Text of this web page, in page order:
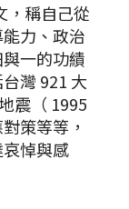
，稱自己從
力、政治
一的功績
灣 921 大
震（ 1995
策等等，
悼與感